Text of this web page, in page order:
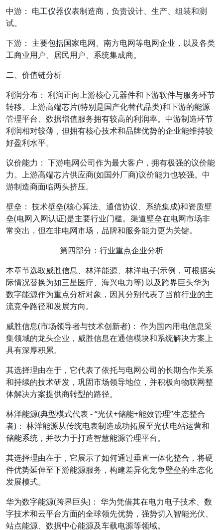
中游： 电工仪器仪表制造商，负责设计、生产、组装和测
试。
下游： 主要包括国家电网、南方电网等电网企业，以及各类
工商业用户、居民用户、系统集成商。
二、价值链分析
利润分布： 利润正向上游核心元器件和下游软件与服务环节
转移。上游高端芯片(特别是国产化替代品类)和下游的能源
管理平台、数据增值服务拥有较高的利润率。中游制造环节
利润相对较薄，但拥有核心技术和品牌优势的企业能维持较
好盈利水平。
议价能力： 下游电网公司作为最大客户，拥有极强的议价能
力。上游高端芯片供应商(如国外厂商)议价能力也较强。中
游制造商面临两头挤压。
壁垒： 技术壁垒(核心算法、通信协议、系统集成)和资质壁
垒(电网入网认证)是主要行业门槛。渠道壁垒在电网市场非
常突出，但在非电网市场，品牌和服务能力更为关键。
第四部分：行业重点企业分析
本章节选取威胜信息、林洋能源、林洋电子(示例，可根据实
际情况替换为如三星医疗、海兴电力等) 以及跨界巨头华为
数字能源作为重点分析对象，因其分别代表了当前行业的主
流竞争路径和发展方向。
威胜信息(市场领导者与技术创新者)： 作为国内用电信息采
集领域的龙头企业，威胜信息在通信模块和系统解决方案上
具有深厚积累。
其选择理由在于，它代表了依托与电网公司的长期合作关系
和持续的技术研发，巩固市场领导地位，并积极向物联网整
体解决方案提供商转型的路径。
林洋能源(典型模式代表 - “光伏+储能+能效管理”生态整合
者)： 林洋能源从传统电表制造成功拓展至光伏电站运营和
储能系统，并致力于打造智慧能源管理平台。
其选择理由在于，它展示了如何通过垂直一体化整合，将硬
件优势延伸至下游能源服务，构建差异化竞争壁垒的生态化
发展模式。
华为数字能源(跨界巨头)： 华为凭借其在电力电子技术、数
字技术和云平台方面的全球领先优势，强势切入智能光伏、
站点能源、数据中心能源及车载电源等领域。